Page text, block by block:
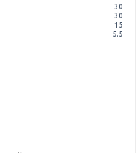
30
30
15
5.5